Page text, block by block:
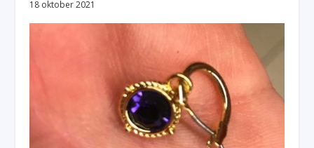
18 oktober 2021